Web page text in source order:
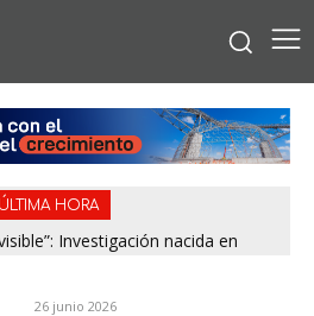
ÚLTIMA HORA
Investigación nacida en
26 junio 2026